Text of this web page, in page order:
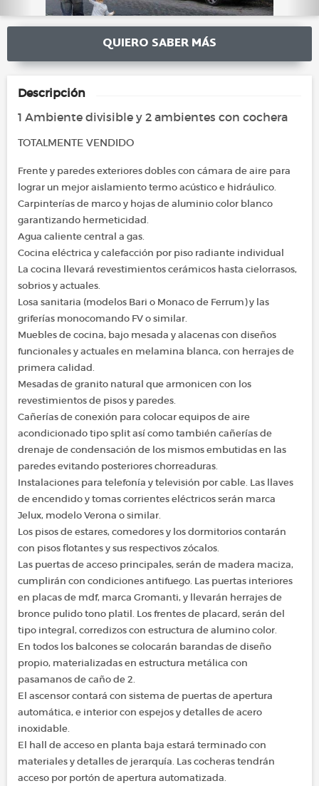
QUIERO SABER MÁS
Descripción
1 Ambiente divisible y 2 ambientes con cochera
TOTALMENTE VENDIDO
Frente y paredes exteriores dobles con cámara de aire para
lograr un mejor aislamiento termo acústico e hidráulico.
Carpinterías de marco y hojas de aluminio color blanco
garantizando hermeticidad.
Agua caliente central a gas.
Cocina eléctrica y calefacción por piso radiante individual
La cocina llevará revestimientos cerámicos hasta cielorrasos,
sobrios y actuales.
Losa sanitaria (modelos Bari o Monaco de Ferrum) y las
griferías monocomando FV o similar.
Muebles de cocina, bajo mesada y alacenas con diseños
funcionales y actuales en melamina blanca, con herrajes de
primera calidad.
Mesadas de granito natural que armonicen con los
revestimientos de pisos y paredes.
Cañerías de conexión para colocar equipos de aire
acondicionado tipo split así como también cañerías de
drenaje de condensación de los mismos embutidas en las
paredes evitando posteriores chorreaduras.
Instalaciones para telefonía y televisión por cable. Las llaves
de encendido y tomas corrientes eléctricos serán marca
Jelux, modelo Verona o similar.
Los pisos de estares, comedores y los dormitorios contarán
con pisos flotantes y sus respectivos zócalos.
Las puertas de acceso principales, serán de madera maciza,
cumplirán con condiciones antifuego. Las puertas interiores
en placas de mdf, marca Gromanti, y llevarán herrajes de
bronce pulido tono platil. Los frentes de placard, serán del
tipo integral, corredizos con estructura de alumino color.
En todos los balcones se colocarán barandas de diseño
propio, materializadas en estructura metálica con
pasamanos de caño de 2.
El ascensor contará con sistema de puertas de apertura
automática, e interior con espejos y detalles de acero
inoxidable.
El hall de acceso en planta baja estará terminado con
materiales y detalles de jerarquía. Las cocheras tendrán
acceso por portón de apertura automatizada.